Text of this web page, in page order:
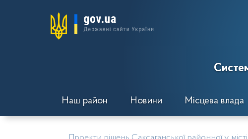
Наш район Новини Місцева влада